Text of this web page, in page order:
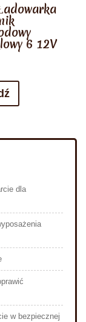
6 12V
dla
w bezpiecznej